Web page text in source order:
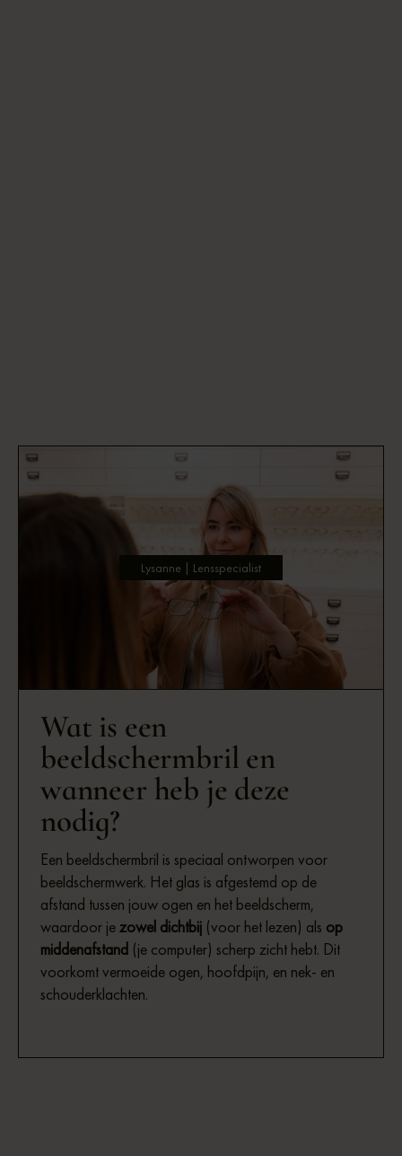
Wat is een
beeldschermbril en
wanneer heb je deze
nodig?
Een beeldschermbril is speciaal ontworpen voor
beeldschermwerk. Het glas is afgestemd op de
afstand tussen jouw ogen en het beeldscherm,
waardoor jezowel dichtbij (voor het lezen) als op
middenafstand (je computer) scherp zicht hebt. Dit
voorkomt vermoeide ogen, hoofdpijn, en nek- en
schouderklachten.
Lysanne | Lensspecialist